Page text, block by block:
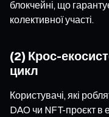
блокчейні, що
колективної участі.
(2) Крос-
цикл
Користувачі, які
DAO чи NFT-проєкт в